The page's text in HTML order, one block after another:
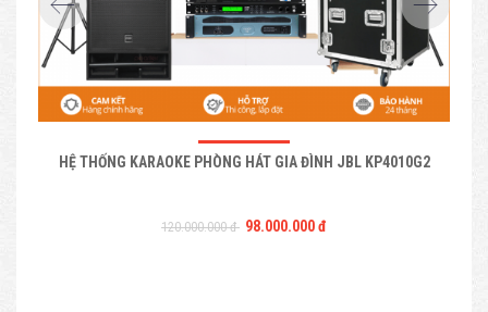
HỆ THỐNG KARAOKE PHÒNG HÁT GIA ĐÌNH JBL KP4010G2
120.000.000 đ 98.000.000 đ